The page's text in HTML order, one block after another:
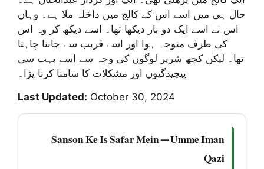
حال ہی میں اسے اس کے کالج میں داخلہ ملا ہے۔ وہاں
اس نے اسے ایک دو بار دیکھا تھا۔ اسے دیکھ کر وہ اس
کی طرف متوجہ ہوا اور اسے قریب سے جاننا چاہتا
تھا۔ لیکن کچھ شریر لوگوں کی وجہ سے اسے بہت سی
پیچیدگیوں اور مشکلات کا سامنا کرنا پڑا۔
Last Updated: October 30, 2024
Sanson Ke Is Safar Mein — Umme Iman
Qazi